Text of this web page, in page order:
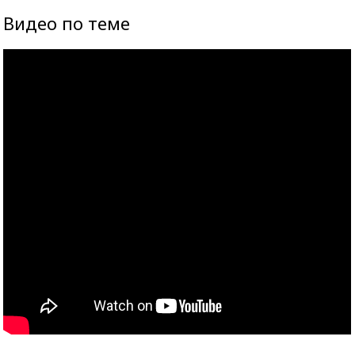
Видео по теме